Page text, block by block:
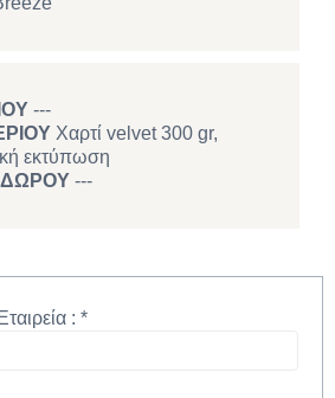
---
Χαρτί velvet 300 gr,
εκτύπωση
ΔΩΡΟΥ ---
: *